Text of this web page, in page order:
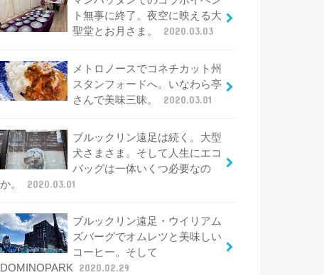
ト無事に終了。夜空に映える大
聖堂とお月さま。
2020.03.03
メトロノースでコネチカット州
スタンフォードへ。いなわら亭
さんで美味三昧。
2020.03.01
ブルックリン遠足は続く。大型
犬さまさま。そして人生にエコ
バッグは一体いくつ必要なの
か。
2020.03.01
ブルックリン遠足・ウイリアム
ズバーグでオムレツと美味しい
コーヒー。そして
DOMINOPARK 2020.02.29